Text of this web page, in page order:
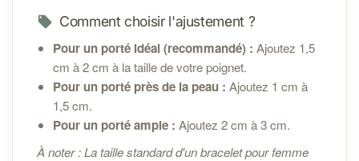
Comment choisir l'ajustement ?
Pour un porté idéal (recommandé) : Ajoutez 1,5
cm à 2 cm à la taille de votre poignet.
Pour un porté près de la peau : Ajoutez 1 cm à
1,5 cm.
Pour un porté ample : Ajoutez 2 cm à 3 cm.
À noter : La taille standard d'un bracelet pour femme